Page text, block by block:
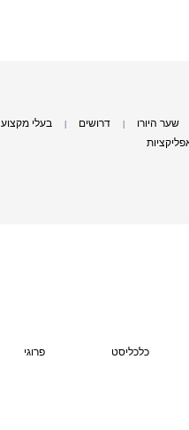
שער היורו דרושים בעלי מקצוע
כלכליסט פרוגי